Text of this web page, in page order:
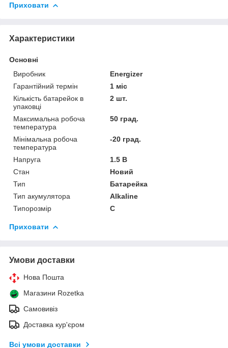
Приховати
Характеристики
Основні
Виробник
Energizer
Гарантійний термін
1 міс
Кількість батарейок в
упаковці
2 шт.
Максимальна робоча
температура
50 град.
Мінімальна робоча
температура
-20 град.
Напруга
1.5 В
Стан
Новий
Тип
Батарейка
Тип акумулятора
Alkaline
Типорозмір
C
Приховати
Умови доставки
Нова Пошта
Магазини Rozetka
Самовивіз
Доставка кур'єром
Всі умови доставки